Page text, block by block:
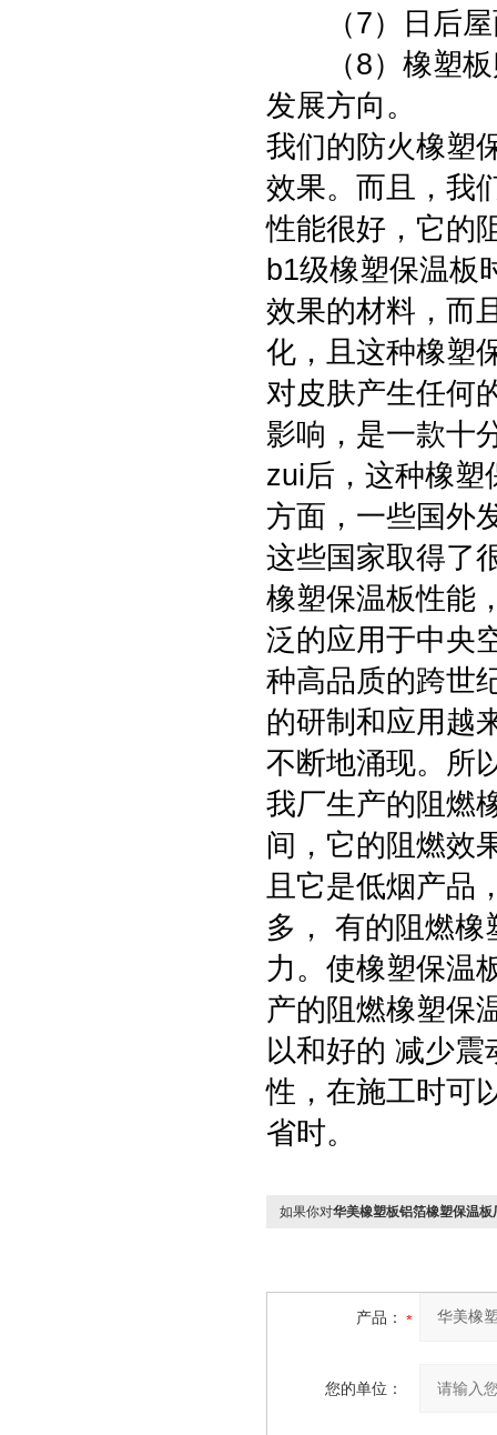
（7）日后屋
（8）橡塑板
发展方向。
我们的防火橡塑
效果。而且，我
性能很好，它的
b1级橡塑保温板
效果的材料，而
化，且这种橡塑
对皮肤产生任何
影响，是一款十
zui后，这种橡塑
方面，一些国外
这些国家取得了
橡塑保温板性能
泛的应用于中央
种高品质的跨世
的研制和应用越
不断地涌现。所
我厂生产的阻燃
间，它的阻燃效
且它是低烟产品
多， 有的阻燃
力。使橡塑保温
产的阻燃橡塑保
以和好的 减少震
性，在施工时可
省时。
如果你对华美橡塑板铝箔橡塑保温板
产品：
您的单位：